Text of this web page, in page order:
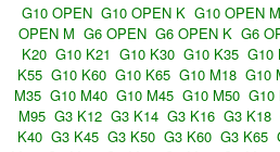
G10 OPEN G10 OPEN K G10 OPEN M
OPEN M G6 OPEN G6 OPEN K G6
K20 G10 K21 G10 K30 G10 K35 G10
K55 G10 K60 G10 K65 G10 M18 G10
M35 G10 M40 G10 M45 G10 M50 G10
M95 G3 K12 G3 K14 G3 K16 G3 K18
K40 G3 K45 G3 K50 G3 K60 G3 K65